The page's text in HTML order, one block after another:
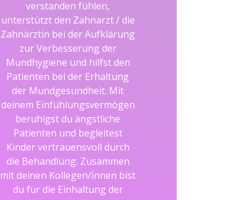
verstanden fühlen,
unterstützt den Zahnarzt / die
Zahnärztin bei der Aufklärung
zur Verbesserung der
Mundhygiene und hilfst den
Patienten bei der Erhaltung
der Mundgesundheit. Mit
deinem Einfühlungsvermögen
beruhigst du ängstliche
Patienten und begleitest
Kinder vertrauensvoll durch
die Behandlung. Zusammen
mit deinen Kollegen/innen bist
du für die Einhaltung der